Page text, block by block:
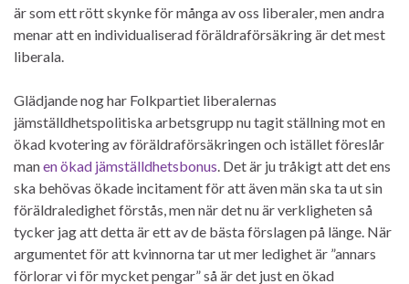
är som ett rött skynke för många av oss liberaler, men andra
menar att en individualiserad föräldraförsäkring är det mest
liberala.
Glädjande nog har Folkpartiet liberalernas
jämställdhetspolitiska arbetsgrupp nu tagit ställning mot en
ökad kvotering av föräldraförsäkringen och istället föreslår
manen ökad jämställdhetsbonus. Det är ju tråkigt att det ens
ska behövas ökade incitament för att även män ska ta ut sin
föräldraledighet förstås, men när det nu är verkligheten så
tycker jag att detta är ett av de bästa förslagen på länge. När
argumentet för att kvinnorna tar ut mer ledighet är ”annars
förlorar vi för mycket pengar” så är det just en ökad